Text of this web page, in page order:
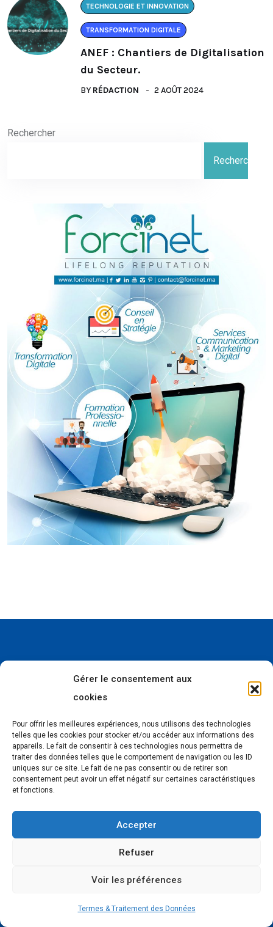
Gérer le consentement aux
cookies
Pour offrir les meilleures expériences, nous utilisons des technologies
telles que les cookies pour stocker et/ou accéder aux informations des
appareils. Le fait de consentir à ces technologies nous permettra de
traiter des données telles que le comportement de navigation ou les ID
uniques sur ce site. Le fait de ne pas consentir ou de retirer son
consentement peut avoir un effet négatif sur certaines caractéristiques
et fonctions.
Accepter
Refuser
Voir les préférences
Termes & Traitement des Données
TECHNOLOGIE ET INNOVATION
TRANSFORMATION DIGITALE
ANEF : Chantiers de Digitalisation
du Secteur.
BY RÉDACTION 2 AOÛT 2024
Rechercher
Rechercher
Forcinews, le média de l’actualité sur le digital et les
technologies.
Liens utiles